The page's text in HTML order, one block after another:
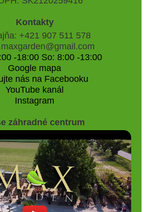
Kontakty
+421 907 511 578
-18:00 So: 8:00 -13:00
Google mapa
nás na Facebooku
YouTube kanál
Instagram
záhradné centrum